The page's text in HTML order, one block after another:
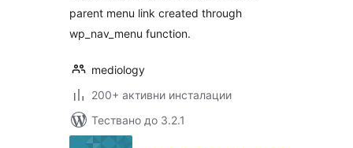
parent menu link created through
wp_nav_menu function.
mediology
200+ активни инсталации
Тествано до 3.2.1